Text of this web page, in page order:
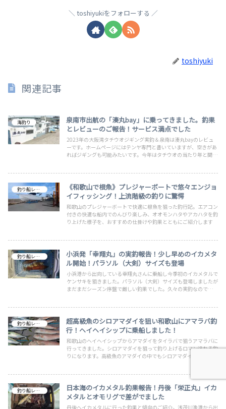
toshiyukiをフォローする
toshiyuki
関連記事
海釣り
泉南市出航の「湊丸bay」に乗ってきました。釣果
とレビューのご報告！サービス満点でした
2023年の大阪湾タチウオジギング実釣＆泉南は湊丸bayのレビュ
ーです。ホームページにはテンヤ専門と書いていますが、空きがあ
ればジギングも可能みたいです。今年はタチウオの当たり年と聞い
釣り船レビュー
《和歌山で根魚》プレジャーボートで悠々エンジョ
イフィッシング！上流階級の釣りに驚愕
和歌山のプレジャーボートで快適に根魚を狙った釣行記。エアコン
付きの快適な船内でのんびり楽しみ、オオモンハタやアカハタを釣
り上げた様子を、おすすめの仕掛けや釣果とともにご紹介します
釣り船レビュー
小浜発「幸翔丸」の実釣報告！少し早めのイカメタ
ル開始！パラソル（大剣）サイズも登場
小浜港から出向している幸翔丸さんに乗船し今季初のイカメタルで
ケンサキを狙きました。パラソル（大剣）サイズも登場しましたが
まだまだシーズン序盤で厳しい釣果でした。久々の実釣なので釣れ
釣り船レビュー
超高級魚のシロアマダイを狙い和歌山にアマラバ釣
行！ヘイヘイシップに乗船しました！
和歌山のヘイヘイシップからアマダイをタイラバで狙うアマラバに
行ってきました。シロアマダイを狙って釣り上げるロマン溢れる釣
りになります。高級魚のアマダイの中でもシロアマダイは最上級の
釣り船レビュー
日本海のイカメタル釣果報告！丹後「栄正丸」イカ
メタルとオモリグで差がでました
丹後へイカメタルに行った釣果と傾向のご紹介。浅茂川漁港から出